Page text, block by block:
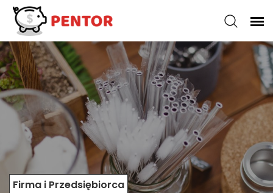
Firma i Przedsiębiorca